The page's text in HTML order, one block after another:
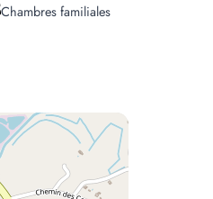
Chambres familiales